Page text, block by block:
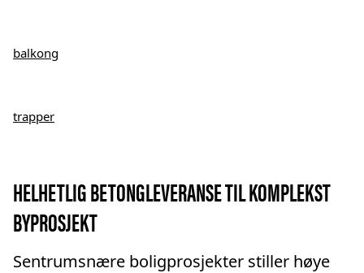
balkong
trapper
HELHETLIG BETONGLEVERANSE TIL KOMPLEKST
BYPROSJEKT
Sentrumsnære boligprosjekter stiller høye